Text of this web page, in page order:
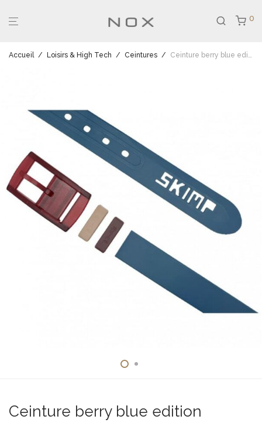
0
Accueil / Loisirs & High Tech / Ceintures / Ceinture berry blue edition
Ceinture berry blue edition